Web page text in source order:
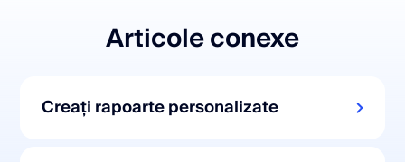
Articole conexe
Creați rapoarte personalizate